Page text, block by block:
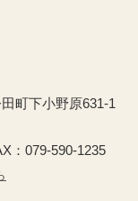
町下小野原631-1
：079-590-1235